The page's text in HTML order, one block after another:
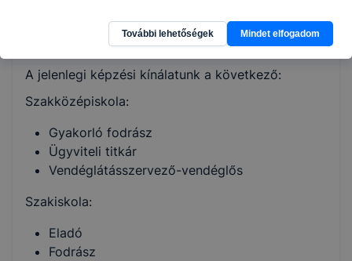
ösztöndíjas hiányszakmákat is tanulhatnak
A jelenlegi képzési kínálatunk a következő:
Szakközépiskola:
Gyakorló fodrász
Ügyviteli titkár
Vendéglátásszervező-vendéglős
Szakiskola:
Eladó
Fodrász
További lehetőségek Mindet elfogadom